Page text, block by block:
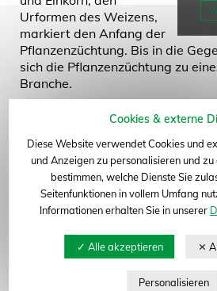
Urformen des Weizens,
markiert den Anfang der
Pflanzenzüchtung. Bis in die
sich die Pflanzenzüchtung zu
Branche.
Getreide - das wichtigste
weltweiten Ackerfläche aus.
privatwirtschaftlichen
Deutschland stellen eine Vielfalt
verbesserter Getreidesorten
damit eine echte
Landwirtschaft. Dass sich der
letzten 100 Jahre verfünffacht
züchterische Leistung zurück.
Cookies & externe
Diese Website verwendet Cookies und
und Anzeigen zu personalisieren und
bestimmen, welche Dienste Sie
Seitenfunktionen in vollem Umfang
Informationen erhalten Sie in unserer